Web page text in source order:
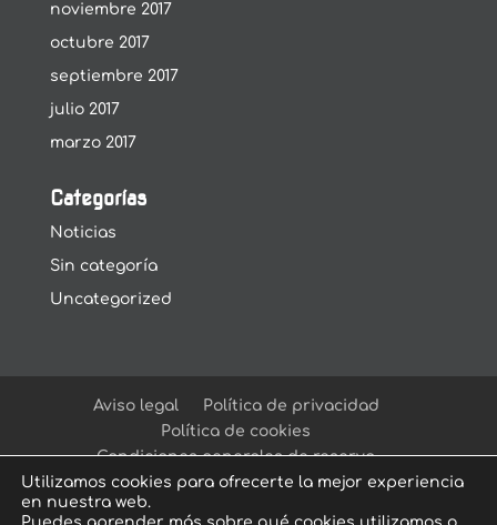
noviembre 2017
octubre 2017
septiembre 2017
julio 2017
marzo 2017
Categorías
Noticias
Sin categoría
Uncategorized
Aviso legal
Política de privacidad
Política de cookies
Condiciones generales de reserva
Utilizamos cookies para ofrecerte la mejor experiencia
en nuestra web.